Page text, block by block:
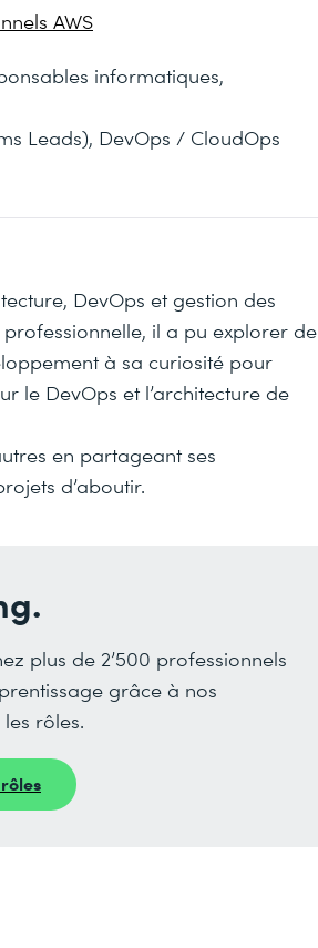
AWS
informatiques,
Leads), DevOps / CloudOps
DevOps et gestion des
professionnelle, il a pu explorer de
à sa curiosité pour
le DevOps et l’architecture de
en partageant ses
d’aboutir.
plus de 2’500 professionnels
grâce à nos
rôles.